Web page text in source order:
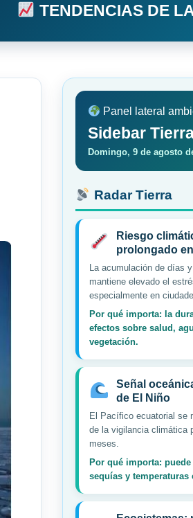
TENDENCIAS DE
Panel lateral
Sidebar
Domingo, 9 de agosto
Radar Tierra
Riesgo
prolongado
La acumulación de días
mantiene elevado el
especialmente en
Por qué importa: la
efectos sobre salud,
vegetación.
Señal
de El Niño
El Pacífico ecuatorial se
de la vigilancia climática
meses.
Por qué importa:
sequías y temperaturas